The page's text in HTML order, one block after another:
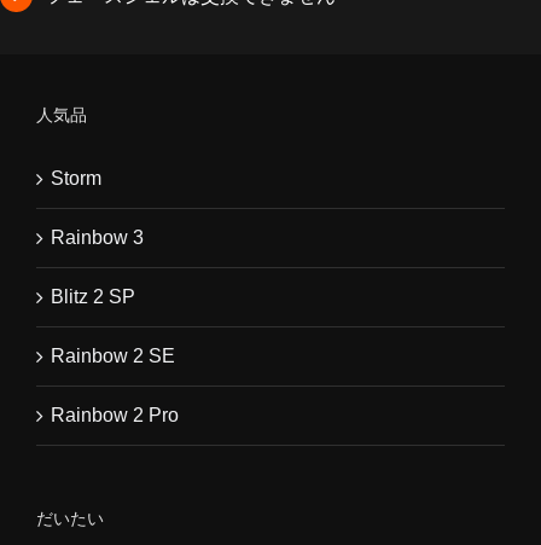
人気品
Storm
Rainbow 3
Blitz 2 SP
Rainbow 2 SE
Rainbow 2 Pro
だいたい